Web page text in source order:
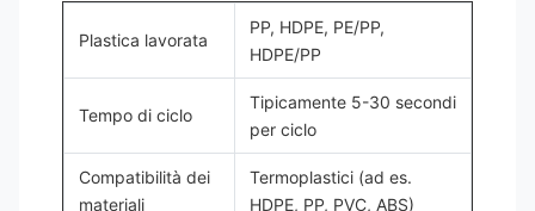
Plastica lavorata
PP, HDPE, PE/PP,
HDPE/PP
Tempo di ciclo
Tipicamente 5-30 secondi
per ciclo
Compatibilità dei
materiali
Termoplastici (ad es.
HDPE, PP, PVC, ABS)